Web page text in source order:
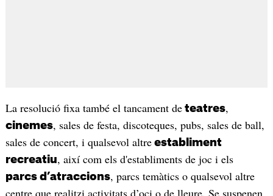
La resolució fixa també el tancament deteatres,
cinemes, sales de festa, discoteques, pubs, sales de ball,
sales de concert, i qualsevol altreestabliment
recreatiu, així com els d'establiments de joc i els
parcs d’atraccions, parcs temàtics o qualsevol altre
centre que realitzi activitats d’oci o de lleure. Se suspenen